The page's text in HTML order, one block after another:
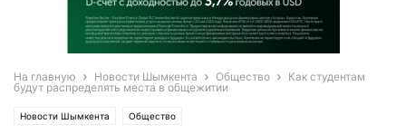
На главную Новости Шымкента Общество
Как студентам
будут распределять места в общежитии
Новости Шымкента Общество